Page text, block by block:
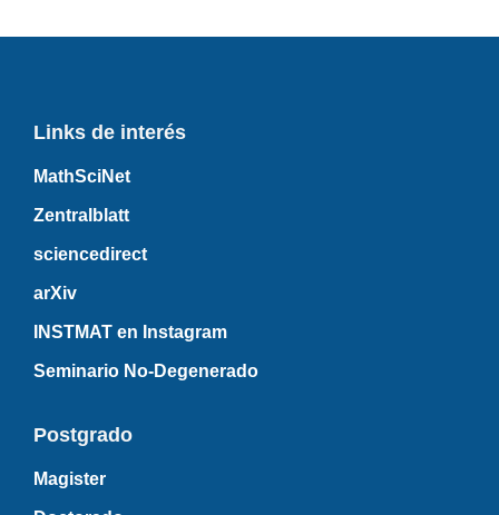
Links de interés
MathSciNet
Zentralblatt
sciencedirect
arXiv
INSTMAT en Instagram
Seminario No-Degenerado
Postgrado
Magister